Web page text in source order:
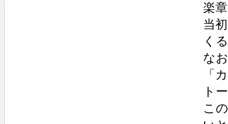
楽
当
く
な
「
ト
こ